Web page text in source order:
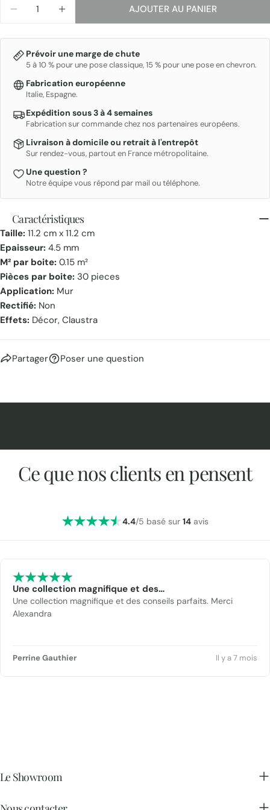
AJOUTER AU PANIER
Prévoir une marge de chute
5 à 10 % pour une pose classique, 15 % pour une pose en chevron.
Fabrication européenne
Italie, Espagne.
Expédition sous 3 à 4 semaines
Fabrication sur commande chez nos partenaires européens.
Livraison à domicile ou retrait à l'entrepôt
Sur rendez-vous, partout en France métropolitaine.
Une question ?
Notre équipe vous répond par mail ou téléphone.
Caractéristiques
Taille: 11.2 cm x 11.2 cm
Epaisseur: 4.5 mm
M² par boite: 0.15 m²
Pièces par boite: 30 pieces
Application: Mur
Rectifié: Non
Effets: Décor, Claustra
Partager Poser une question
ENVOYER
Ce que nos clients en pensent
4.4/5 basé sur 14avis
Une collection magnifique et des…
Une collection magnifique et des conseils parfaits. Merci
Alexandra
Perrine Gauthier Il y a 7 mois
Le Showroom